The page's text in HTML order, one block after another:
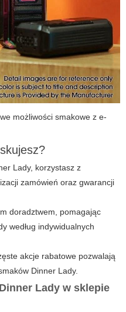
możliwości smakowe z e-
Lady, korzystasz z
zamówień oraz gwarancji
doradztwem, pomagając
według indywidualnych
akcje rabatowe pozwalają
Dinner Lady.
Lady w sklepie